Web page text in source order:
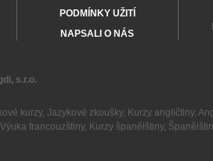
PODMÍNKY UŽITÍ
NAPSALI O NÁS
s.r.o.
kurzy, Jazykové zkoušky, Kurzy angličtiny,
Výuka francouzštiny, Kurzy španělštiny,